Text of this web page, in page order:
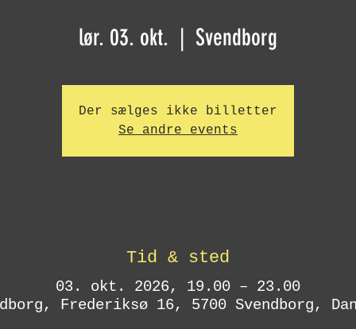
lør. 03. okt.
  |
Svendborg
Der sælges ikke billetter
Se andre events
Tid & sted
03. okt. 2026, 19.00 – 23.00
Frederiksø 16, 5700 Svendborg,